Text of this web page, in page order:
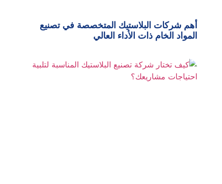
أهم شركات البلاستيك المتخصصة في تصنيع
المواد الخام ذات الأداء العالي